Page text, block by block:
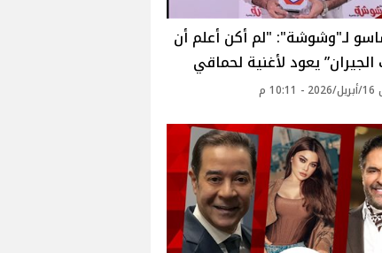
لـ"وشوشة": "لم أكن أعلم أن
الجيران” يعود لأغنية لحماقي
م